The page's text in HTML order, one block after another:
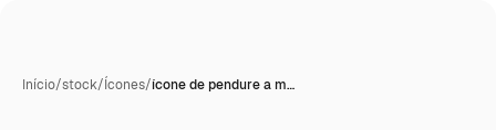
Início/stock/Ícones/ícone de pendure a m…